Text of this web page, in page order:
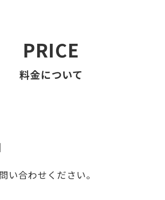
PRICE
料金について
合わせください。